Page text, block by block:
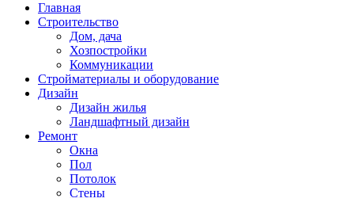
Главная
Строительство
Дом, дача
Хозпостройки
Коммуникации
Стройматериалы и оборудование
Дизайн
Дизайн жилья
Ландшафтный дизайн
Ремонт
Окна
Пол
Потолок
Стены